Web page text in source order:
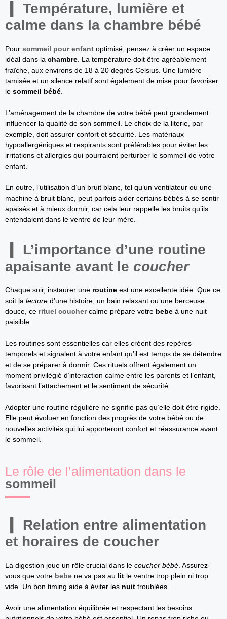
Température, lumière et
calme dans la chambre bébé
Pour sommeil pour enfant optimisé, pensez à créer un espace
idéal dans la chambre . La température doit être agréablement
fraîche, aux environs de 18 à 20 degrés Celsius. Une lumière
tamisée et un silence relatif sont également de mise pour favoriser
le sommeil bébé
L’aménagement de la chambre de votre bébé peut grandement
influencer la qualité de son sommeil. Le choix de la literie, par
exemple, doit assurer confort et sécurité. Les matériaux
hypoallergéniques et respirants sont préférables pour éviter les
irritations et allergies qui pourraient perturber le sommeil de votre
enfant.
En outre, l’utilisation d’un bruit blanc, tel qu’un ventilateur ou une
machine à bruit blanc, peut parfois aider certains bébés à se sentir
apaisés et à mieux dormir, car cela leur rappelle les bruits qu’ils
entendaient dans le ventre de leur mère.
L’importance d’une routine
apaisante avant le coucher
Chaque soir, instaurer une routine est une excellente idée. Que ce
soit la lecture d’une histoire, un bain relaxant ou une berceuse
douce, ce rituel couchercalme prépare votre bebe à une nuit
paisible.
Les routines sont essentielles car elles créent des repères
temporels et signalent à votre enfant qu’il est temps de se détendre
et de se préparer à dormir. Ces rituels offrent également un
moment privilégié d’interaction calme entre les parents et l’enfant,
favorisant l’attachement et le sentiment de sécurité.
Adopter une routine régulière ne signifie pas qu’elle doit être rigide.
Elle peut évoluer en fonction des progrès de votre bébé ou de
nouvelles activités qui lui apporteront confort et réassurance avant
le sommeil.
Le rôle de l’alimentation dans le
sommeil
Relation entre alimentation
et horaires de coucher
La digestion joue un rôle crucial dans le coucher bébé . Assurez-
vous que votre bebe ne va pas au lit le ventre trop plein ni trop
vide. Un bon timing aide à éviter les nuit troublées.
Avoir une alimentation équilibrée et respectant les besoins